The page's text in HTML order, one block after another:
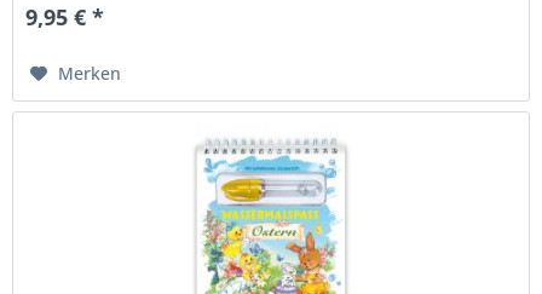
9,95 € *
Merken